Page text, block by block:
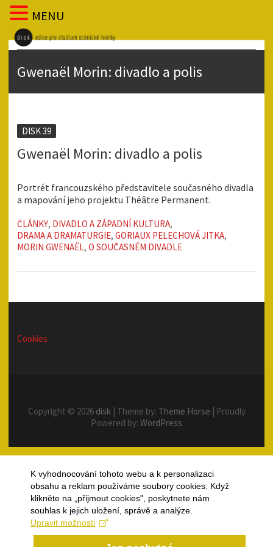
Gwenaël Morin: divadlo a polis
DISK 39
Gwenaël Morin: divadlo a polis
Portrét francouzského představitele současného divadla
a mapování jeho projektu Théâtre Permanent.
ČLÁNKY, DIVADLO A ZÁPADNÍ KULTURA,
DRAMA A DRAMATURGIE, GORIAUX PELECHOVÁ JITKA,
MORIN GWENAËL, O SOUČASNÉM DIVADLE
Cookies
Copyright © 2026 disk| Theme by: Theme Horse | Proudly
Powered by: WordPress
MENU
K vyhodnocování tohoto webu a k personalizaci
obsahu a reklam používáme soubory cookies. Když
klikněte na „přijmout cookies", poskytnete nám
souhlas k jejich uložení, správě a analýze.
Upravit možnosti